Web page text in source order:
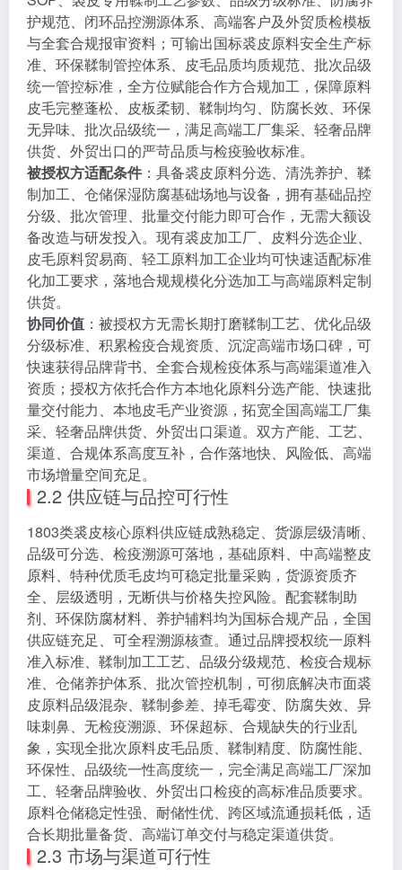
护规范、闭环品控溯源体系、高端客户及外贸质检模板
与全套合规报审资料；可输出国标裘皮原料安全生产标
准、环保鞣制管控体系、皮毛品质均质规范、批次品级
统一管控标准，全方位赋能合作方合规加工，保障原料
皮毛完整蓬松、皮板柔韧、鞣制均匀、防腐长效、环保
无异味、批次品级统一，满足高端工厂集采、轻奢品牌
供货、外贸出口的严苛品质与检疫验收标准。
被授权方适配条件 ：具备裘皮原料分选、清洗养护、鞣
制加工、仓储保湿防腐基础场地与设备，拥有基础品控
分级、批次管理、批量交付能力即可合作，无需大额设
备改造与研发投入。现有裘皮加工厂、皮料分选企业、
皮毛原料贸易商、轻工原料加工企业均可快速适配标准
化加工要求，落地合规规模化分选加工与高端原料定制
供货。
协同价值 ：被授权方无需长期打磨鞣制工艺、优化品级
分级标准、积累检疫合规资质、沉淀高端市场口碑，可
快速获得品牌背书、全套合规检疫体系与高端渠道准入
资质；授权方依托合作方本地化原料分选产能、快速批
量交付能力、本地皮毛产业资源，拓宽全国高端工厂集
采、轻奢品牌供货、外贸出口渠道。双方产能、工艺、
渠道、合规体系高度互补，合作落地快、风险低、高端
市场增量空间充足。
2.2 供应链与品控可行性
1803类裘皮核心原料供应链成熟稳定、货源层级清晰、
品级可分选、检疫溯源可落地，基础原料、中高端整皮
原料、特种优质毛皮均可稳定批量采购，货源资质齐
全、层级透明，无断供与价格失控风险。配套鞣制助
剂、环保防腐材料、养护辅料均为国标合规产品，全国
供应链充足、可全程溯源核查。通过品牌授权统一原料
准入标准、鞣制加工工艺、品级分级规范、检疫合规标
准、仓储养护体系、批次管控机制，可彻底解决市面裘
皮原料品级混杂、鞣制参差、掉毛霉变、防腐失效、异
味刺鼻、无检疫溯源、环保超标、合规缺失的行业乱
象，实现全批次原料皮毛品质、鞣制精度、防腐性能、
环保性、品级统一性高度统一，完全满足高端工厂深加
工、轻奢品牌验收、外贸出口检疫的高标准品质要求。
原料仓储稳定性强、耐储性优、跨区域流通损耗低，适
合长期批量备货、高端订单交付与稳定渠道供货。
2.3 市场与渠道可行性